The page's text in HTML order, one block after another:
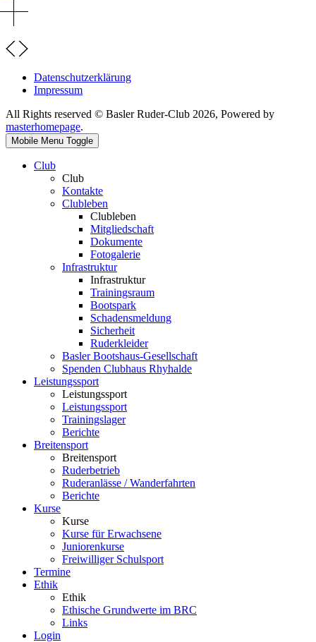
Datenschutzerklärung
Impressum
All Rights reserved © Basler Ruder-Club 2026, Powered by
masterhomepage.
Mobile Menu Toggle
Club
Club
Kontakte
Clubleben
Clubleben
Mitgliedschaft
Dokumente
Fotogalerie
Infrastruktur
Infrastruktur
Trainingsraum
Bootspark
Schadensmeldung
Sicherheit
Ruderkleider
Basler Bootshaus-Gesellschaft
Spenden Clubhaus Rhyhalde
Leistungssport
Leistungssport
Leistungssport
Trainingslager
Berichte
Breitensport
Breitensport
Ruderbetrieb
Ruderanlässe / Wanderfahrten
Berichte
Kurse
Kurse
Kurse für Erwachsene
Juniorenkurse
Freiwilliger Schulsport
Termine
Ethik
Ethik
Ethische Grundwerte im BRC
Links
Login